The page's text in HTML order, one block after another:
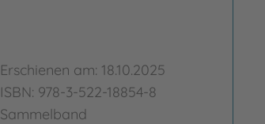
Erschienen am: 18.10.2025
ISBN: 978-3-522-18854-8
Sammelband